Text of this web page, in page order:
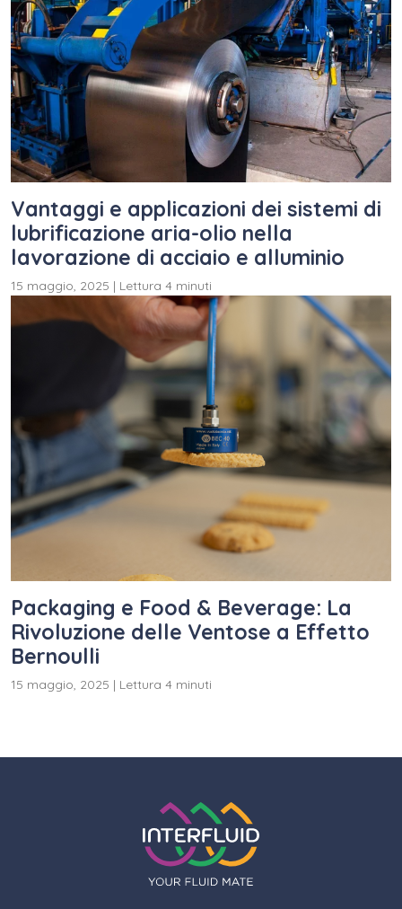
Vantaggi e applicazioni dei sistemi di
lubrificazione aria-olio nella
lavorazione di acciaio e alluminio
15 maggio, 2025 | Lettura 4 minuti
Packaging e Food & Beverage: La
Rivoluzione delle Ventose a Effetto
Bernoulli
15 maggio, 2025 | Lettura 4 minuti